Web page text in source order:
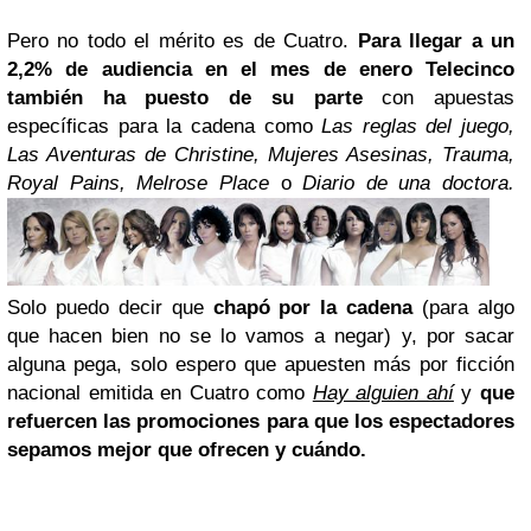
Pero no todo el mérito es de Cuatro. Para llegar a un
2,2% de audiencia en el mes de enero Telecinco
también ha puesto de su partecon apuestas
específicas para la cadena comoLas reglas del juego,
Las Aventuras de Christine, Mujeres Asesinas, Trauma,
Royal Pains, Melrose Place oDiario de una doctora.
Solo puedo decir que chapó por la cadena (para algo
que hacen bien no se lo vamos a negar) y, por sacar
alguna pega, solo espero que apuesten más por ficción
nacional emitida en Cuatro como Hay alguien ahíyque
refuercen las promociones para que los espectadores
sepamos mejor que ofrecen y cuándo.